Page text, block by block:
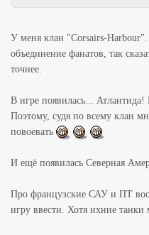
У меня клан "Corsairs-
объединение фанатов, так
точнее.
В игре появилась...
Поэтому, судя по всему клан
повоевать
И ещё появилась Северная
Про французские САУ и ПТ
игру ввести. Хотя ихние танки